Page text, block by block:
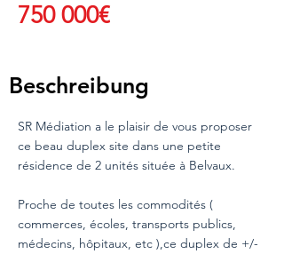
750 000€
Beschreibung
SR Médiation a le plaisir de vous proposer
ce beau duplex site dans une petite
résidence de 2 unités située à Belvaux.
Proche de toutes les commodités (
commerces, écoles, transports publics,
médecins, hôpitaux, etc ),ce duplex de +/-